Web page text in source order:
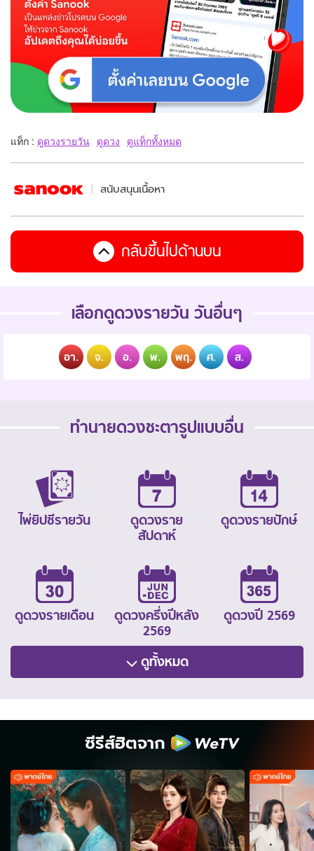
แท็ก : ดูดวงรายวัน ดูดวง ดูแท็กทั้งหมด
สนับสนุนเนื้อหา
กลับขึ้นไปด้านบน
เลือกดูดวงรายวัน วันอื่นๆ
อา. จ. อ. พ. พฤ. ศ. ส.
ทำนายดวงชะตารูปแบบอื่น
ไพ่ยิปซีรายวัน
ดูดวงราย
สัปดาห์
ดูดวงรายปักษ์
ดูดวงรายเดือน
ดูดวงครึ่งปีหลัง
2569
ดูดวงปี 2569
ดูทั้งหมด
ซีรีส์ฮิตจาก